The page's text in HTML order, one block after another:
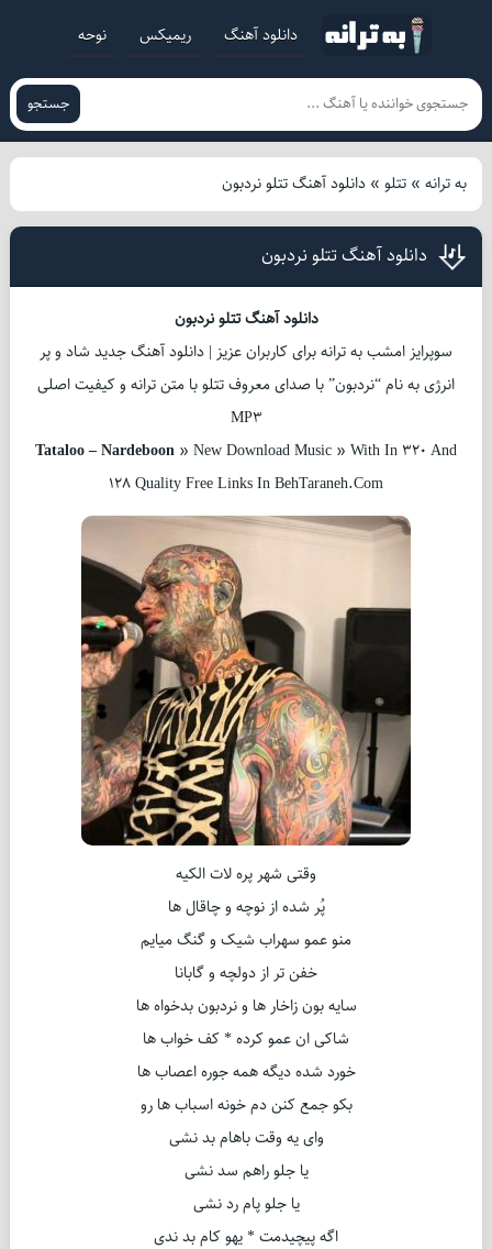
دانلود آهنگ ریمیکس نوحه
جستجو
به ترانه» تتلو» دانلود آهنگ تتلو نردبون
دانلود آهنگ تتلو نردبون
دانلود آهنگ تتلو نردبون
سوپرایز امشب به ترانه برای کاربران عزیز | دانلود آهنگ جدید شاد و پر
انرژی به نام “نردبون” با صدای معروف تتلو با متن ترانه و کیفیت اصلی
MP3
Tataloo – Nardeboon » New Download Music » With In 320 And
128 Quality Free Links In BehTaraneh.Com
وقتی شهر پره لات الکیه
پُر شده از نوچه و چاقال ها
منو عمو سهراب شیک و گنگ میایم
خفن تر از دولچه و گابانا
سایه بون زاخار ها و نردبون بدخواه ها
شاکی ان عمو کرده * کف خواب ها
خورد شده دیگه همه جوره اعصاب ها
بکو جمع کنن دم خونه اسباب ها رو
وای یه وقت باهام بد نشی
یا جلو راهم سد نشی
یا جلو پام رد نشی
اگه پیچیدمت * یهو کام بد ندی